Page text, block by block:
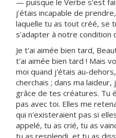
— puisque le Verbe s'est
j'étais incapable de
laquelle tu as tout créé, se
s'adapter à notre condition
Je t'ai aimée bien tard,
t'ai aimée bien tard ! Mais
moi quand j'étais au-
cherchais ; dans ma
grâce de tes créatures. Tu
pas avec toi. Elles me
qui n'existeraient pas si
appelé, tu as crié, tu as
tu as resplendi, et tu as